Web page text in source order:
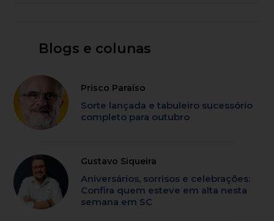
Blogs e colunas
Prisco Paraíso
Sorte lançada e tabuleiro sucessório
completo para outubro
Gustavo Siqueira
Aniversários, sorrisos e celebrações:
Confira quem esteve em alta nesta
semana em SC